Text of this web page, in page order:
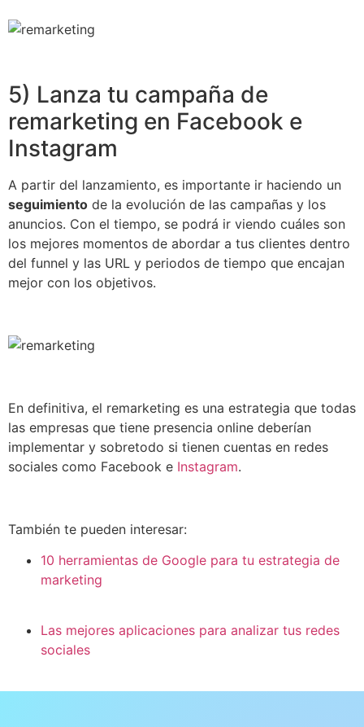
5) Lanza tu campaña de
remarketing en Facebook e
Instagram
A partir del lanzamiento, es importante ir haciendo un
seguimiento de la evolución de las campañas y los
anuncios. Con el tiempo, se podrá ir viendo cuáles son
los mejores momentos de abordar a tus clientes dentro
del funnel y las URL y periodos de tiempo que encajan
mejor con los objetivos.
En definitiva, el remarketing es una estrategia que todas
las empresas que tiene presencia online deberían
implementar y sobretodo si tienen cuentas en redes
sociales como Facebook e Instagram.
También te pueden interesar:
10 herramientas de Google para tu estrategia de
marketing
Las mejores aplicaciones para analizar tus redes
sociales